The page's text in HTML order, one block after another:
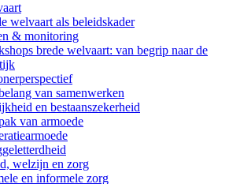
welvaart als beleidskader
& monitoring
brede welvaart: van begrip naar de
van samenwerken
en bestaanszekerheid
van armoede
welzijn en zorg
en informele zorg